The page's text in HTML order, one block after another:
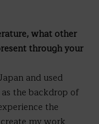
what other
through your
and used
the backdrop of
the